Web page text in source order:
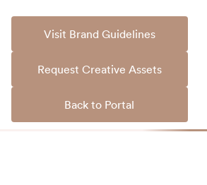
Visit Brand Guidelines
Request Creative Assets
Back to Portal